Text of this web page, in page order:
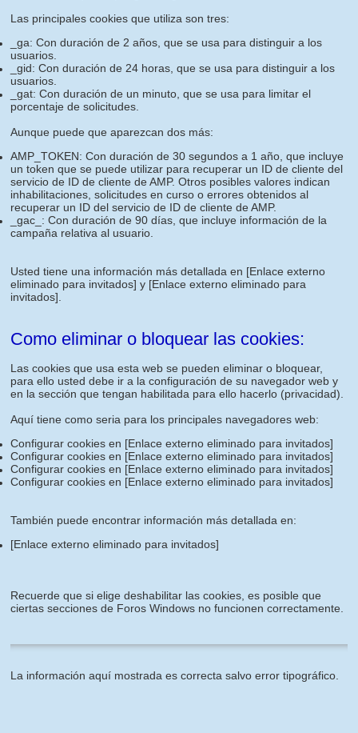
Las principales cookies que utiliza son tres:
_ga: Con duración de 2 años, que se usa para distinguir a los
usuarios.
_gid: Con duración de 24 horas, que se usa para distinguir a los
usuarios.
_gat: Con duración de un minuto, que se usa para limitar el
porcentaje de solicitudes.
Aunque puede que aparezcan dos más:
AMP_TOKEN: Con duración de 30 segundos a 1 año, que incluye
un token que se puede utilizar para recuperar un ID de cliente del
servicio de ID de cliente de AMP. Otros posibles valores indican
inhabilitaciones, solicitudes en curso o errores obtenidos al
recuperar un ID del servicio de ID de cliente de AMP.
_gac_: Con duración de 90 días, que incluye información de la
campaña relativa al usuario.
Usted tiene una información más detallada en [Enlace externo
eliminado para invitados] y [Enlace externo eliminado para
invitados]
Como eliminar o bloquear las cookies:
Las cookies que usa esta web se pueden eliminar o bloquear,
para ello usted debe ir a la configuración de su navegador web y
en la sección que tengan habilitada para ello hacerlo (privacidad).
Aquí tiene como seria para los principales navegadores web:
Configurar cookies en [Enlace externo eliminado para invitados]
Configurar cookies en [Enlace externo eliminado para invitados]
Configurar cookies en [Enlace externo eliminado para invitados]
Configurar cookies en [Enlace externo eliminado para invitados]
También puede encontrar información más detallada en:
[Enlace externo eliminado para invitados]
Recuerde que si elige deshabilitar las cookies, es posible que
ciertas secciones de Foros Windows no funcionen correctamente.
La información aquí mostrada es correcta salvo error tipográfico.